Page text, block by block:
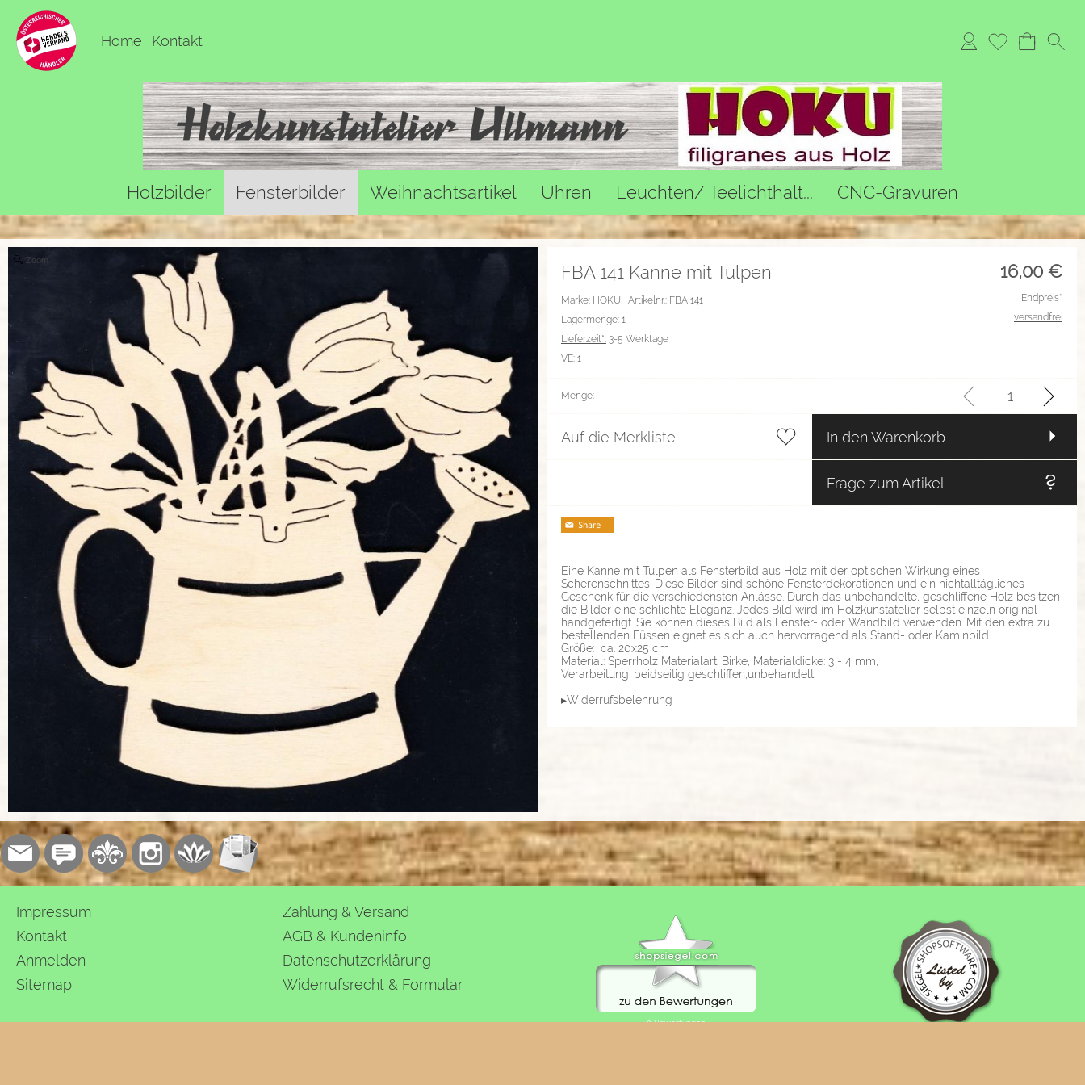
Home Kontakt
Holzbilder Fensterbilder Weihnachtsartikel Uhren Leuchten/ Teelichthalt... CNC-Gravuren
Wand-/ Großdekoratione...
Zoom
16,00 €
FBA 141 Kanne mit Tulpen
Marke: HOKU Artikelnr.: FBA 141
Lagermenge: 1
Lieferzeit*: 3-5 Werktage
VE: 1
Endpreis*
versandfrei
Menge:
Auf die Merkliste In den Warenkorb
Frage zum Artikel
Eine Kanne mit Tulpen als Fensterbild aus Holz mit der optischen Wirkung eines
Scherenschnittes. Diese Bilder sind schöne Fensterdekorationen und ein nichtalltägliches
Geschenk für die verschiedensten Anlässe. Durch das unbehandelte, geschliffene Holz besitzen
die Bilder eine schlichte Eleganz. Jedes Bild wird im Holzkunstatelier selbst einzeln original
handgefertigt. Sie können dieses Bild als Fenster- oder Wandbild verwenden. Mit den extra zu
bestellenden Füssen eignet es sich auch hervorragend als Stand- oder Kaminbild.
Größe: ca. 20x25 cm
Material: Sperrholz Materialart: Birke, Materialdicke: 3 - 4 mm,
Verarbeitung: beidseitig geschliffen,unbehandelt
▸Widerrufsbelehrung
Impressum
Kontakt
Anmelden
Sitemap
Zahlung & Versand
AGB & Kundeninfo
Datenschutzerklärung
Widerrufsrecht & Formular